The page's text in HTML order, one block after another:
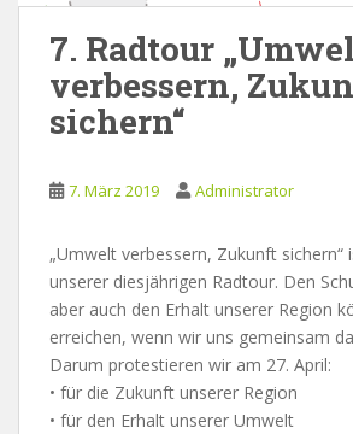
7. Radtour
verbessern,
sichern“
7. März 2019 Administrator
„Umwelt verbessern, Zukunft
unserer diesjährigen Radtour. Den
aber auch den Erhalt unserer Region
erreichen, wenn wir uns gemeinsam
Darum protestieren wir am 27. April:
• für die Zukunft unserer Region
• für den Erhalt unserer Umwelt